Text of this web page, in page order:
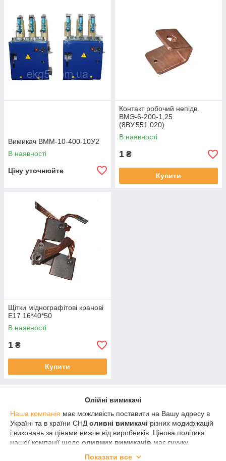
Вимикач ВММ-10-400-10У2
В наявності
Ціну уточнюйте
Контакт робочий непідв.
ВМЭ-6-200-1,25
(8ВУ.551.020)
В наявності
1 ₴
Купити
Щітки міднографітові кранові
Е17 16*40*50
В наявності
1 ₴
Купити
Олійні вимикачі
Наша компанія має можливість поставити на Вашу адресу в
Україні та в країни СНД оливні вимикачі різних модифікацій
і виконань за цінами нижче від виробників. Цінова політика
нашої компанії щодо оливних вимикачів має гнучку
Показати все